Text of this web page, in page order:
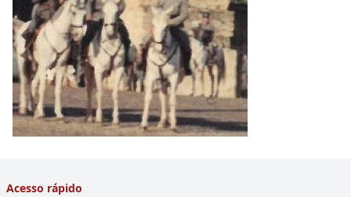
Acesso rápido